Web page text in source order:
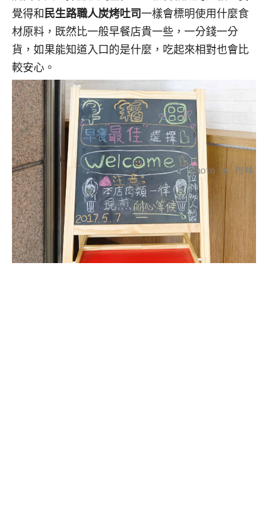
覺得和 民生路職人炭烤吐司一樣會標明使用什麼食
材原料，既然比一般早餐店貴一些，一分錢一分
貨，如果能知道入口的是什麼，吃起來相對也會比
較安心。